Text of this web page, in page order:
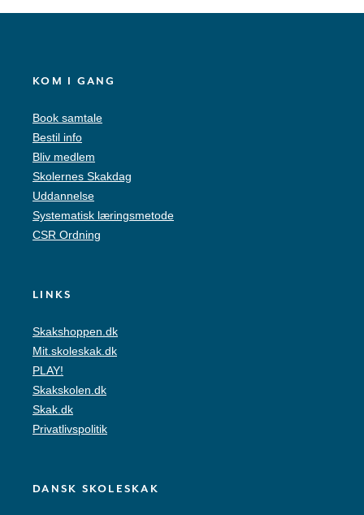
KOM I GANG
Book samtale
Bestil info
Bliv medlem
Skolernes Skakdag
Uddannelse
Systematisk læringsmetode
CSR Ordning
LINKS
Skakshoppen.dk
Mit.skoleskak.dk
PLAY!
Skakskolen.dk
Skak.dk
Privatlivspolitik
DANSK SKOLESKAK